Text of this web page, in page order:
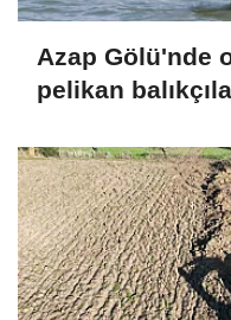
Azap Gölü'nde
pelikan